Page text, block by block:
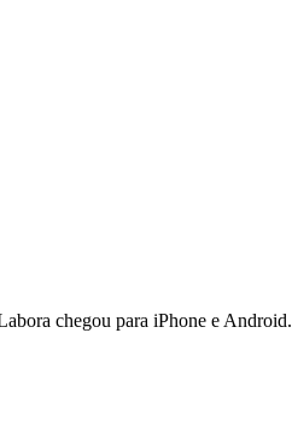
chegou para iPhone e Android.